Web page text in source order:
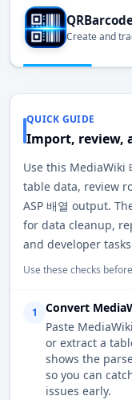
Create and
QUICK GUIDE
Import, review,
Use this MediaWiki
table data, review
ASP 배열 output.
for data cleanup,
and developer
Use these checks
1
Convert
Paste
or extract a
shows the
so you can
issues early.